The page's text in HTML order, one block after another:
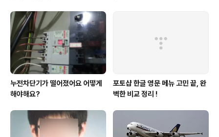
누전차단기가 떨어졌어요 어떻게
해야해요?
포토샵 한글 영문 메뉴 고민 끝, 완
벽한 비교 정리 !